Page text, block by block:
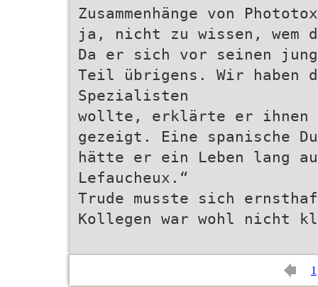
Zusammenhänge von
ja, nicht zu wissen, wem
Da er sich vor seinen
Teil übrigens. Wir haben
Spezialisten
wollte, erklärte er ihnen
gezeigt. Eine spanische
hätte er ein Leben lang
Lefaucheux.“
Trude musste sich
Kollegen war wohl nicht
1